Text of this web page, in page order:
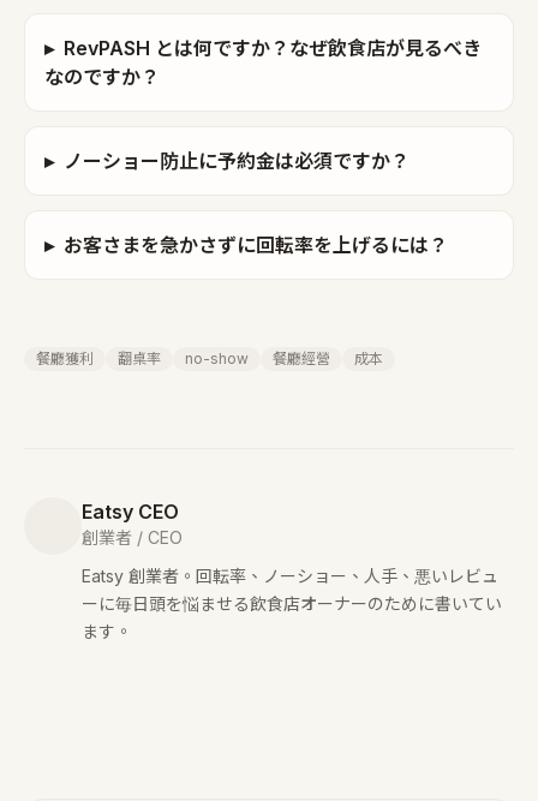
▸ RevPASH とは何ですか？なぜ飲食店が見るべき
なのですか？
▸ ノーショー防止に予約金は必須ですか？
▸ お客さまを急かさずに回転率を上げるには？
餐廳獲利 翻桌率 no-show 餐廳經營 成本
Eatsy CEO
創業者 / CEO
Eatsy 創業者。回転率、ノーショー、人手、悪いレビュ
ーに毎日頭を悩ませる飲食店オーナーのために書いてい
ます。